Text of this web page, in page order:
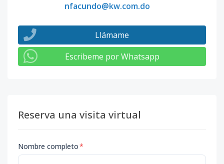
nfacundo@kw.com.do
Llámame
Escribeme por Whatsapp
Reserva una visita virtual
Nombre completo*